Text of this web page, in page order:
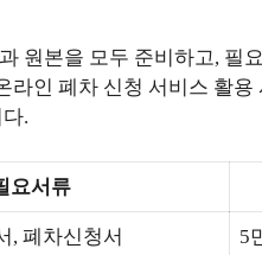
원본을 모두 준비하고, 필
인 폐차 신청 서비스 활용
.
요서류
, 폐차신청서 5